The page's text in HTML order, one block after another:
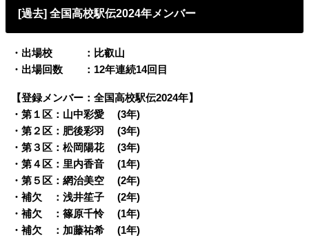
[過去] 全国高校駅伝2024年メンバー
・出場校 ：比叡山
・出場回数 ：12年連続14回目
【登録メンバー：全国高校駅伝2024年】
・第１区：山中彩愛 (3年)
・第２区：肥後彩羽 (3年)
・第３区：松岡陽花 (3年)
・第４区：里内香音 (1年)
・第５区：網治美空 (2年)
・補欠 ：浅井笙子 (2年)
・補欠 ：篠原千怜 (1年)
・補欠 ：加藤祐希 (1年)